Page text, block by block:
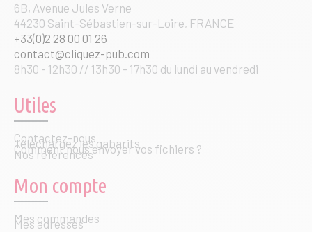
6B, Avenue Jules Verne
44230 Saint-Sébastien-sur-Loire, FRANCE
+33(0)2 28 00 01 26
contact@cliquez-pub.com
8h30 - 12h30 // 13h30 - 17h30 du lundi au vendredi
Utiles
Contactez-nous
Téléchargez les gabarits
Comment nous envoyer vos fichiers ?
Nos références
Mon compte
Mes commandes
Mes adresses